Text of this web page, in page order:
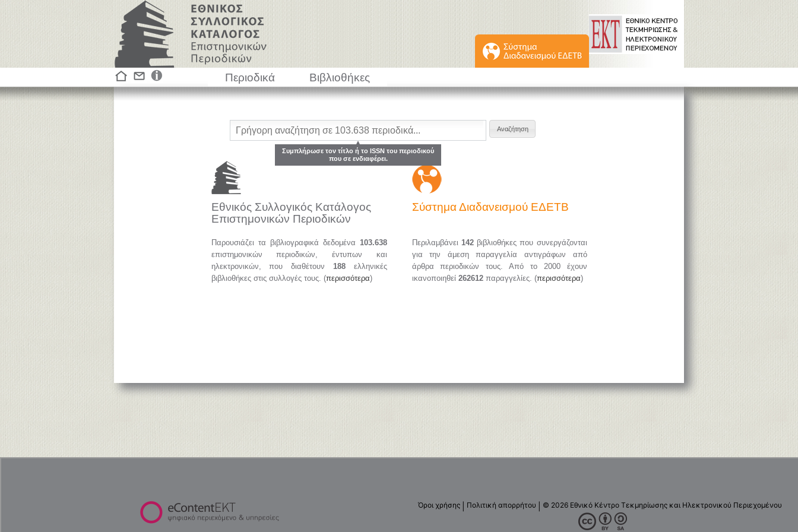
Περιοδικά Βιβλιοθήκες
Εθνικός Συλλογικός Κατάλογος
Επιστημονικών Περιοδικών
Σύστημα Διαδανεισμού ΕΔΕΤΒ
Παρουσιάζει τα βιβλιογραφικά δεδομένα 103.638
επιστημονικών περιοδικών, έντυπων και
ηλεκτρονικών, που διαθέτουν 188ελληνικές
βιβλιοθήκες στις συλλογές τους. (περισσότερα)
Περιλαμβάνει 142βιβλιοθήκες που συνεργάζονται
για την άμεση παραγγελία αντιγράφων από
άρθρα περιοδικών τους. Από το 2000 έχουν
ικανοποιηθεί 262612παραγγελίες. (περισσότερα)
Συμπλήρωσε τον τίτλο ή το ISSN του περιοδικού
που σε ενδιαφέρει.